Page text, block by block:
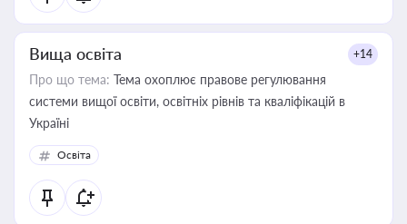
Вища освіта +14
Про що тема: Тема охоплює правове регулювання
системи вищої освіти, освітніх рівнів та кваліфікацій в
Україні
Освіта